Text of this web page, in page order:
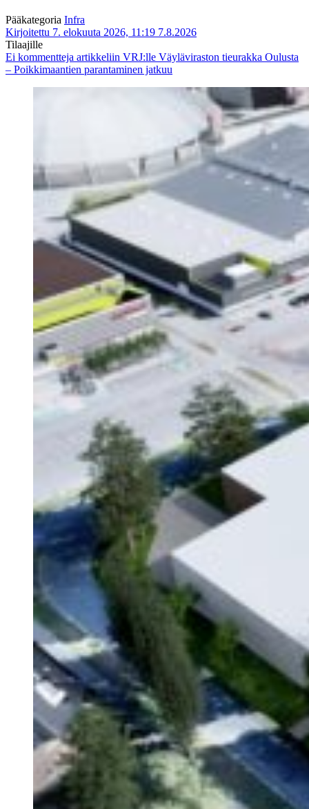
Pääkategoria Infra
Kirjoitettu 7. elokuuta 2026, 11:19 7.8.2026
Tilaajille
Ei kommentteja artikkeliin VRJ:lle Väyläviraston tieurakka Oulusta
– Poikkimaantien parantaminen jatkuu